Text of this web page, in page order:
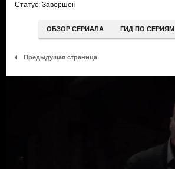
Статус: Завершен
ОБЗОР СЕРИАЛА ГИД ПО СЕРИЯМ
Предыдущая страница